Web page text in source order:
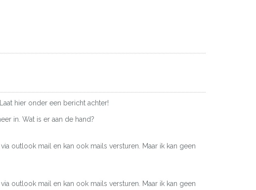
hier onder een bericht achter!
in. Wat is er aan de hand?
outlook mail en kan ook mails versturen. Maar ik kan geen
outlook mail en kan ook mails versturen. Maar ik kan geen